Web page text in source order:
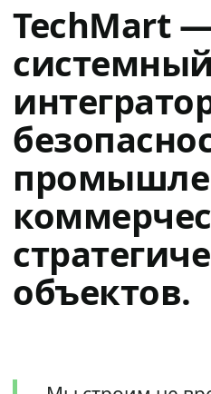
TechMart
системный
объектов.